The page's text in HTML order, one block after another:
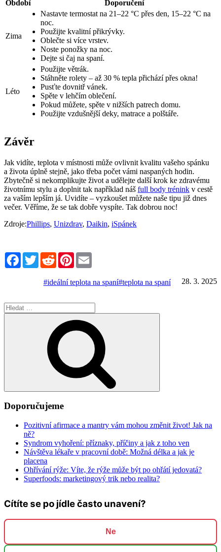
Období Doporučení
Zima
Nastavte termostat na 21–22 °C přes den, 15–22 °C na
noc.
Použijte kvalitní přikrývky.
Oblečte si více vrstev.
Noste ponožky na noc.
Dejte si čaj na spaní.
Léto
Použijte větrák.
Stáhněte rolety – až 30 % tepla přichází přes okna!
Pusťte dovnitř vánek.
Spěte v lehčím oblečení.
Pokud můžete, spěte v nižších patrech domu.
Použijte vzdušnější deky, matrace a polštáře.
Závěr
Jak vidíte, teplota v místnosti může ovlivnit kvalitu vašeho spánku
a života úplně stejně, jako třeba počet vámi naspaných hodin.
Zbytečně si nekomplikujte život a udělejte další krok ke zdravému
životnímu stylu a doplnit tak například náš full body trénink v cestě
za vaším lepším já. Uvidíte – vyzkoušet můžete naše tipu již dnes
večer. Věříme, že se tak dobře vyspíte. Tak dobrou noc!
Zdroje:Phillips, Unizdrav, Daikin, iSpánek
FacebookTwitterRedditPinterest
28. 3. 2025
#ideální teplota na spaní#teplota na spaní
Hledat:
Doporučujeme
Pozitivní afirmace a mantry vám mohou změnit život! Jak na
ně?
Syndrom vyhoření: příznaky, příčiny a jak z toho ven
Návštěva lékaře v pracovní době: Možná délka a jak je
placena
Ohřívání rýže: Víte, že rýže může být po ohřátí jedovatá?
Superfoods: marketingový trik nebo realita?
Cítíte se po jídle často unavení?
Ne